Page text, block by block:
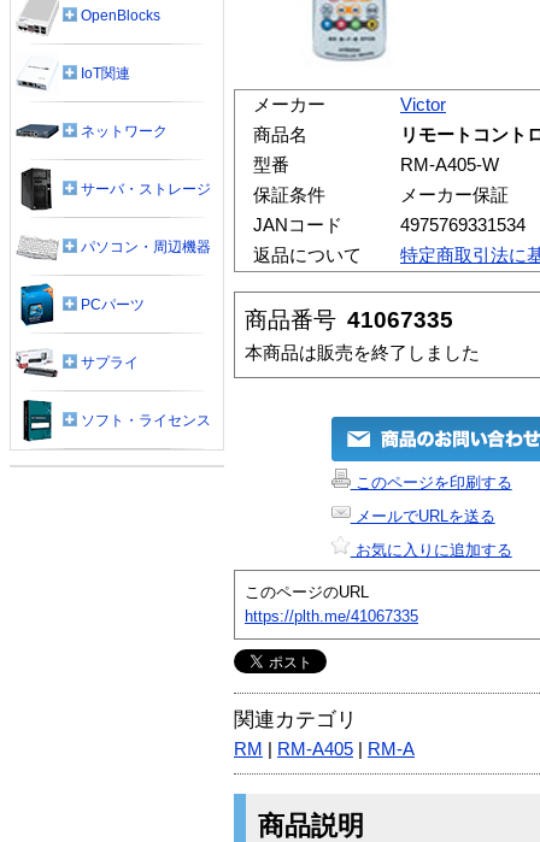
メーカー
Victor
商品名
リモートコント
型番
RM-A405-W
保証条件
メーカー保証
JANコード
4975769331534
返品について
特定商取引法に
商品番号 41067335
本商品は販売を終了しました
このページを印刷する
メールでURLを送る
お気に入りに追加する
このページのURL
https://plth.me/41067335
関連カテゴリ
RM RM-A405 RM-A
商品説明
OpenBlocks
IoT関連
ネットワーク
サーバ・ストレージ
パソコン・周辺機器
PCパーツ
サプライ
ソフト・ライセンス